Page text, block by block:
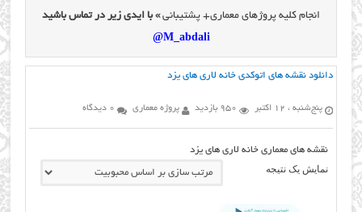
انجام کلیه پروژهای معماری+ پشتیبانی» با ایدی زیر در تماس باشید
M_abdali@
دانلود نقشه های اتوکدی خانه لاری های یزد
پنج‌شنبه ، 12 اکتبر 950 بازدید پروژه معماری 0 دیدگاه
نقشه های معماری خانه لاری های یزد
نمایش یک نتیجه